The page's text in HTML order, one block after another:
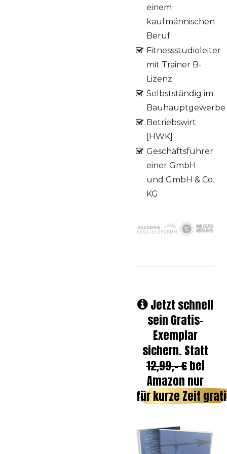
einem
kaufmännischen
Beruf
Fitnessstudioleiter
mit Trainer B-
Lizenz
Selbstständig im
Bauhauptgewerbe
Betriebswirt
[HWK]
Geschäftsführer
einer GmbH
und GmbH & Co.
KG
Jetzt schnell
sein Gratis-
Exemplar
sichern. Statt
12,99,- €bei
Amazon nur
für kurze Zeit